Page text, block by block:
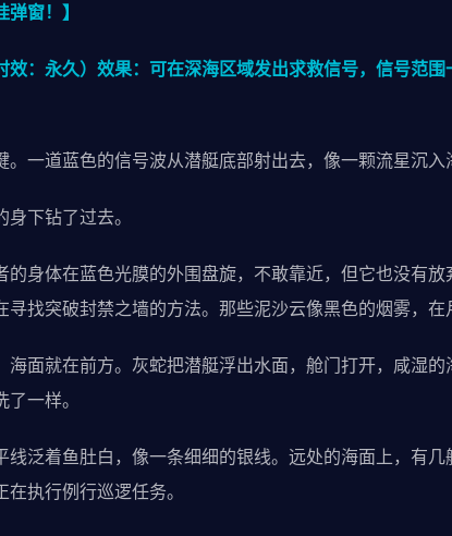
窗！】
效：永久）效果：可在深海区域发出求救信号，信号范
道蓝色的信号波从潜艇底部射出去，像一颗流星沉入
下钻了过去。
身体在蓝色光膜的外围盘旋，不敢靠近，但它也没有放
找突破封禁之墙的方法。那些泥沙云像黑色的烟雾，在
面就在前方。灰蛇把潜艇浮出水面，舱门打开，咸湿的
一样。
泛着鱼肚白，像一条细细的银线。远处的海面上，有几
执行例行巡逻任务。